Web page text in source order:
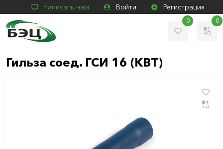
Написать нам Войти Регистрация
0 0
Гильза соед. ГСИ 16 (КВТ)